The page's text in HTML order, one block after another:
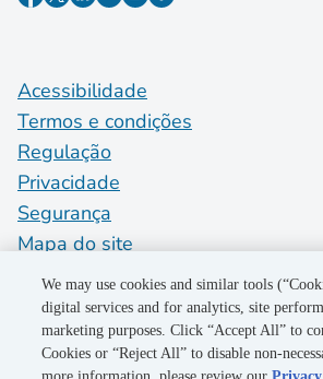
Acessibilidade
Termos e condições
Regulação
Privacidade
Segurança
Mapa do site
Do Not Sell My Personal
©2026 Pacific Gas and Electric Company
We may use cookies and similar tools
digital services and for analytics, site
marketing purposes. Click “Accept All” to
Cookies or “Reject All” to disable non-